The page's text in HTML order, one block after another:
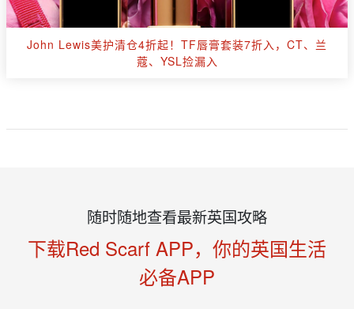
John Lewis美护清仓4折起！TF唇膏套装7折入，CT、兰
蔻、YSL捡漏入
随时随地查看最新英国攻略
下载Red Scarf APP，你的英国生活
必备APP